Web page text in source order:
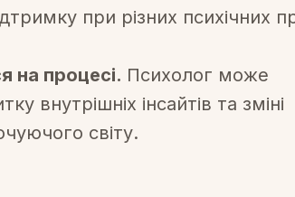
при різних психічних
на процесі. Психолог може
внутрішніх інсайтів та зміні
світу.